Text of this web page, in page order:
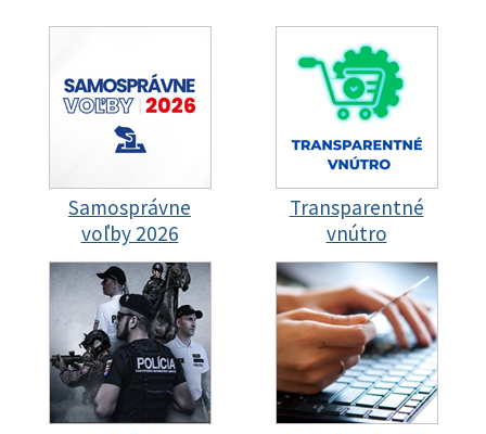
Samosprávne
voľby 2026
Transparentné
vnútro